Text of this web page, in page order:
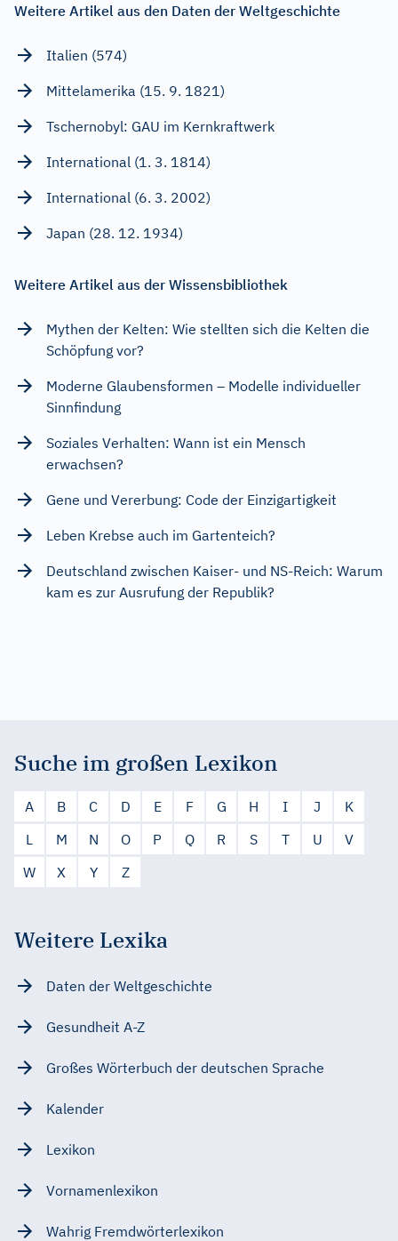
Weitere Artikel aus den Daten der Weltgeschichte
Italien (574)
Mittelamerika (15. 9. 1821)
Tschernobyl: GAU im Kernkraftwerk
International (1. 3. 1814)
International (6. 3. 2002)
Japan (28. 12. 1934)
Weitere Artikel aus der Wissensbibliothek
Mythen der Kelten: Wie stellten sich die Kelten die
Schöpfung vor?
Moderne Glaubensformen – Modelle individueller
Sinnfindung
Soziales Verhalten: Wann ist ein Mensch
erwachsen?
Gene und Vererbung: Code der Einzigartigkeit
Leben Krebse auch im Gartenteich?
Deutschland zwischen Kaiser- und NS-Reich: Warum
kam es zur Ausrufung der Republik?
Suche im großen Lexikon
A B C D E F G H I J
K
L
M N O P Q R S T U
V
W
X Y Z
Weitere Lexika
Daten der Weltgeschichte
Gesundheit A-Z
Großes Wörterbuch der deutschen Sprache
Kalender
Lexikon
Vornamenlexikon
Wahrig Fremdwörterlexikon